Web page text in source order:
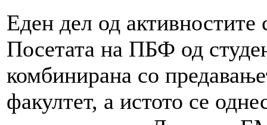
Еден дел од активностите
Посетата на ПБФ од
комбинирана со
факултет, а истото се